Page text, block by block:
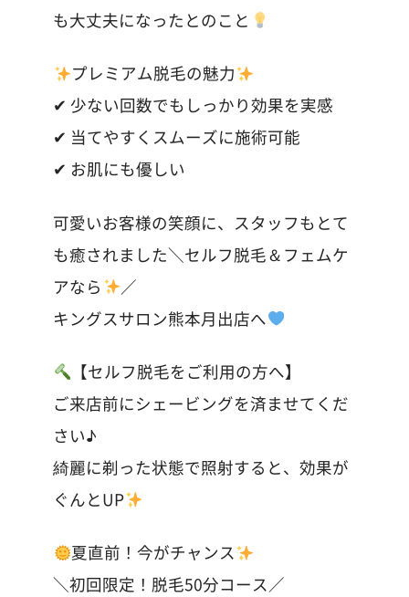
も大丈夫になったとのこと
プレミアム脱毛の魅力
✔︎ 少ない回数でもしっかり効果を実感
✔︎ 当てやすくスムーズに施術可能
✔︎ お肌にも優しい
可愛いお客様の笑顔に、スタッフもとて
も癒されました＼セルフ脱毛＆フェムケ
アなら
／
キングスサロン熊本月出店へ
【セルフ脱毛をご利用の方へ】
ご来店前にシェービングを済ませてくだ
さい♪
綺麗に剃った状態で照射すると、効果が
ぐんとUP
夏直前！今がチャンス
＼初回限定！脱毛50分コース／